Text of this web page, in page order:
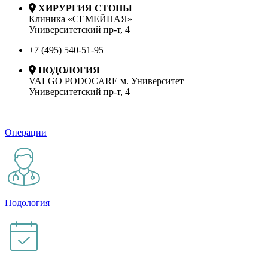
ХИРУРГИЯ СТОПЫ
Клиника «СЕМЕЙНАЯ»
Университетский пр-т, 4
+7 (495) 540-51-95
ПОДОЛОГИЯ
VALGO PODOCARE м. Университет
Университетский пр-т, 4
Операции
Подология